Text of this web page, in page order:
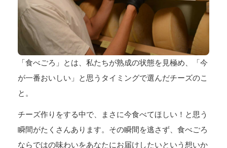
「食べごろ」とは、私たちが熟成の状態を見極め、「今
が一番おいしい」と思うタイミングで選んだチーズのこ
と。
チーズ作りをする中で、まさに今食べてほしい！と思う
瞬間がたくさんあります。その瞬間を逃さず、食べごろ
ならではの味わいをあなたにお届けしたいという想いか